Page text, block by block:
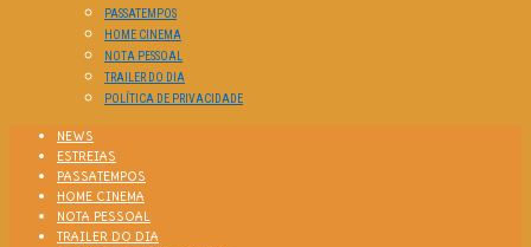
PASSATEMPOS
HOME CINEMA
NOTA PESSOAL
TRAILER DO DIA
POLÍTICA DE PRIVACIDADE
NEWS
ESTREIAS
PASSATEMPOS
HOME CINEMA
NOTA PESSOAL
TRAILER DO DIA